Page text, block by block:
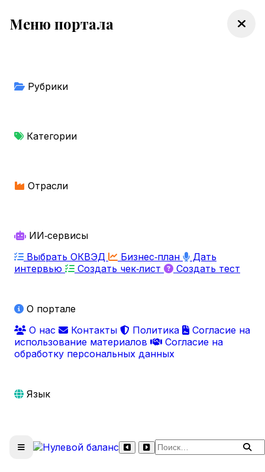
Меню портала
Рубрики
Категории
Отрасли
ИИ‑сервисы
Выбрать ОКВЭД
Бизнес‑план
Дать
интервью
Создать чек‑лист Создать тест
О портале
О нас
Контакты Политика
Согласие на
использование материалов
Согласие на
обработку персональных данных
Язык
Поиск по сайту